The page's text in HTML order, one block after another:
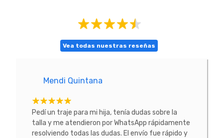
Vea todas nuestras reseñas
Mendi Quintana
Pedí un traje para mi hija, tenía dudas sobre la
talla y me atendieron por WhatsApp rápidamente
resolviendo todas las dudas. El envío fue rápido y